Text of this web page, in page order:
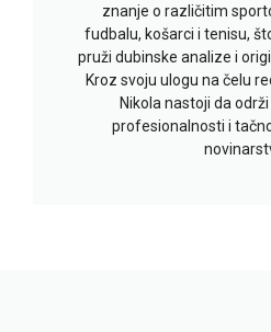
znanje o različitim
fudbalu, košarci i tenisu,
pruži dubinske analize i
Kroz svoju ulogu na čelu
Nikola nastoji da
profesionalnosti i